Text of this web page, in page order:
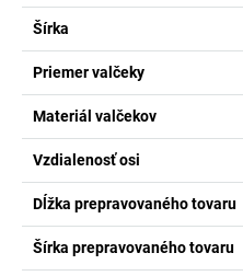
Šírka
Priemer valčeky
Materiál valčekov
Vzdialenosť osi
Dĺžka prepravovaného tovaru
Šírka prepravovaného tovaru